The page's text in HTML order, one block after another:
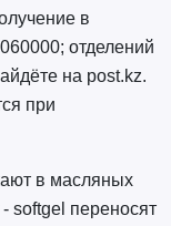
в
отделений
на post.kz.
при
в масляных
softgel переносят